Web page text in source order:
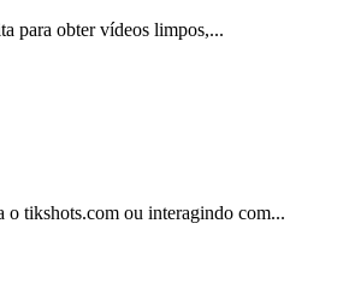
para obter vídeos limpos,...
o tikshots.com ou interagindo com...